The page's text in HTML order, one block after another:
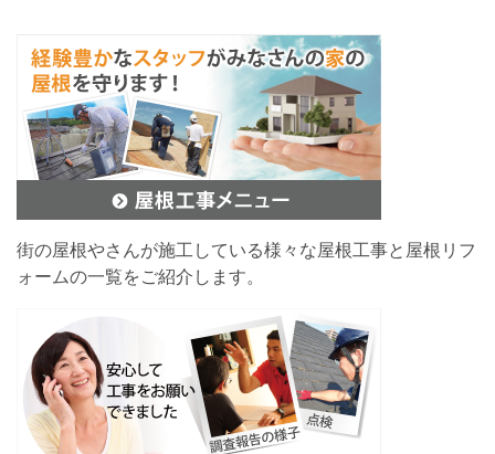
街の屋根やさんが施工している様々な屋根工事と屋根リフ
ォームの一覧をご紹介します。